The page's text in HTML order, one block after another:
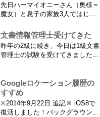
きました。使っているのは EF70-
300mm F4-5.6 IS USM というレ
先日ハーマイオニーさん（奥様＝
魔女）と息子の家族3人ではじめ
た。息子はまだ8ヶ月なので基本
ヒザの上なのですが、問題はベビ
ーカーをどうするか。色々事前に
調べたことと、実際に乗ってわか
ので...
文書情報管理士受けてきた
昨年の2級に続き、今日は1級文書
管理士の試験を受けてきました。
かしい…。 ※後日追記※ 無事合
格してました。しかも成績が上位
3名以内？とかで表彰してもらい
ました\( ˆoˆ )/ 文書の取り扱いや
Googleロケーション履歴の
すすめ
※2014年9月22日 追記※ iOS8で
復活しました！バックグラウンド